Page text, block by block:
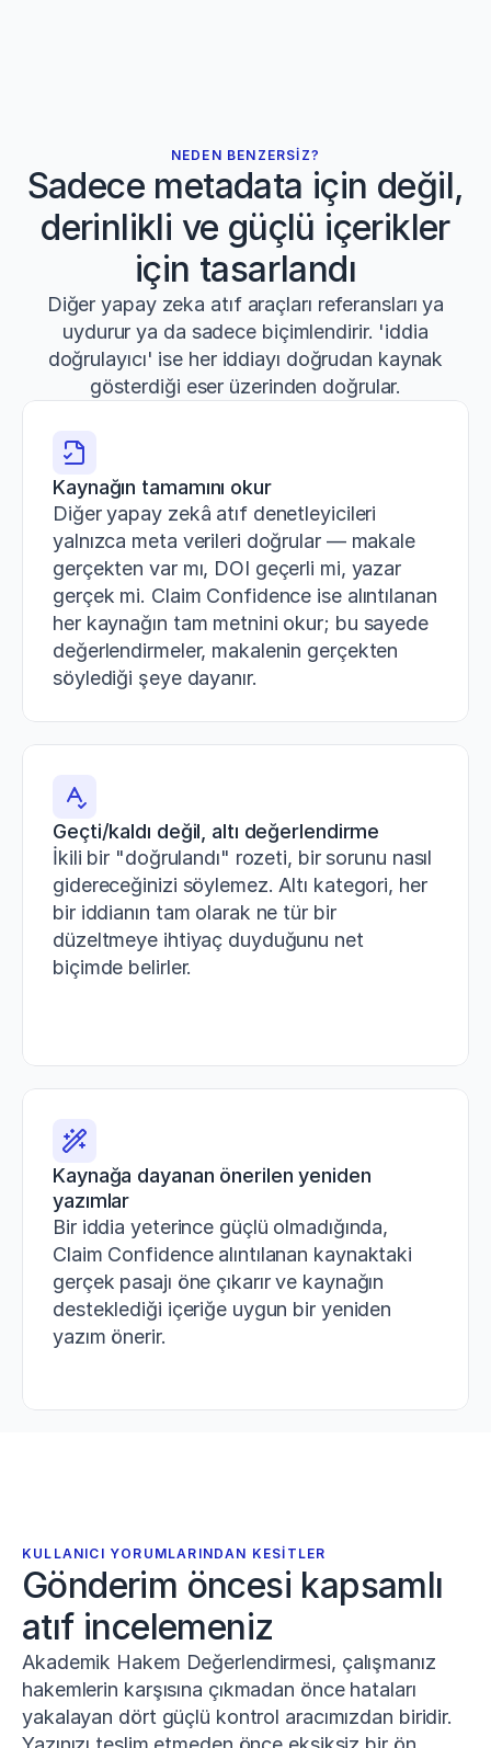
NEDEN BENZERSİZ?
Sadece metadata için değil,
derinlikli ve güçlü içerikler
için tasarlandı
Diğer yapay zeka atıf araçları referansları ya
uydurur ya da sadece biçimlendirir. 'iddia
doğrulayıcı' ise her iddiayı doğrudan kaynak
gösterdiği eser üzerinden doğrular.
Kaynağın tamamını okur
Diğer yapay zekâ atıf denetleyicileri
yalnızca meta verileri doğrular — makale
gerçekten var mı, DOI geçerli mi, yazar
gerçek mi. Claim Confidence ise alıntılanan
her kaynağın tam metnini okur; bu sayede
değerlendirmeler, makalenin gerçekten
söylediği şeye dayanır.
Geçti/kaldı değil, altı değerlendirme
İkili bir "doğrulandı" rozeti, bir sorunu nasıl
gidereceğinizi söylemez. Altı kategori, her
bir iddianın tam olarak ne tür bir
düzeltmeye ihtiyaç duyduğunu net
biçimde belirler.
Kaynağa dayanan önerilen yeniden
yazımlar
Bir iddia yeterince güçlü olmadığında,
Claim Confidence alıntılanan kaynaktaki
gerçek pasajı öne çıkarır ve kaynağın
desteklediği içeriğe uygun bir yeniden
yazım önerir.
KULLANICI YORUMLARINDAN KESITLER
Gönderim öncesi kapsamlı
atıf incelemeniz
Akademik Hakem Değerlendirmesi, çalışmanız
hakemlerin karşısına çıkmadan önce hataları
yakalayan dört güçlü kontrol aracımızdan biridir.